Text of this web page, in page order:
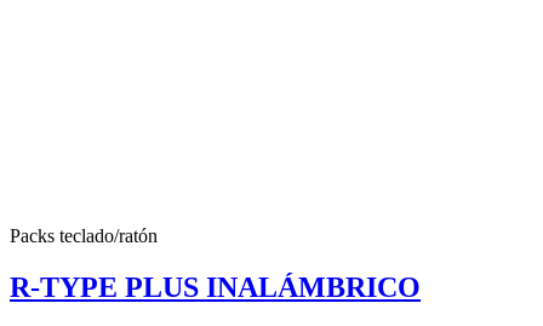
Packs teclado/ratón
R-TYPE PLUS INALÁMBRICO